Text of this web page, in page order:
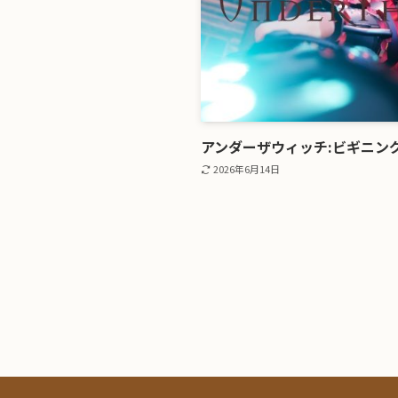
アンダーザウィッチ:ビギニン
2026年6月14日